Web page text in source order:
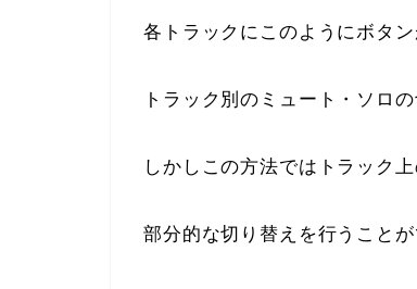
各トラックにこのようにボタ
トラック別のミュート・ソロ
しかしこの方法ではトラック
部分的な切り替えを行うこと